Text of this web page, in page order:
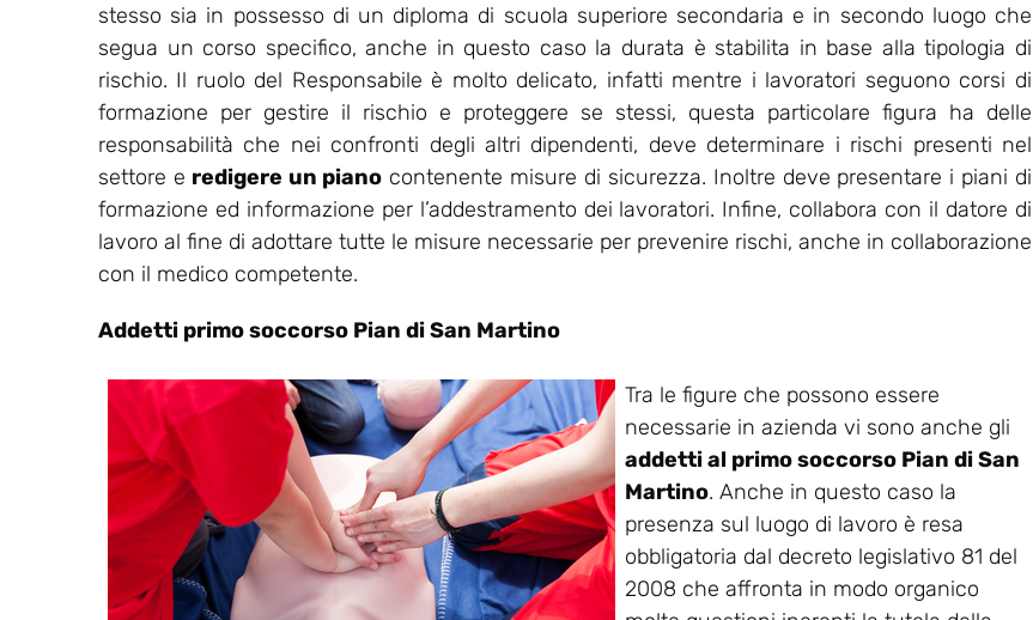
stesso sia in possesso di un diploma di scuola superiore secondaria e in secondo luogo che
segua un corso specifico, anche in questo caso la durata è stabilita in base alla tipologia di
rischio. Il ruolo del Responsabile è molto delicato, infatti mentre i lavoratori seguono corsi di
formazione per gestire il rischio e proteggere se stessi, questa particolare figura ha delle
responsabilità che nei confronti degli altri dipendenti, deve determinare i rischi presenti nel
settore e redigere un piano contenente misure di sicurezza. Inoltre deve presentare i piani di
formazione ed informazione per l’addestramento dei lavoratori. Infine, collabora con il datore di
lavoro al fine di adottare tutte le misure necessarie per prevenire rischi, anche in collaborazione
con il medico competente.
Addetti primo soccorso Pian di San Martino
Tra le figure che possono essere
necessarie in azienda vi sono anche gli
addetti al primo soccorso Pian di San
Martino. Anche in questo caso la
presenza sul luogo di lavoro è resa
obbligatoria dal decreto legislativo 81 del
2008 che affronta in modo organico